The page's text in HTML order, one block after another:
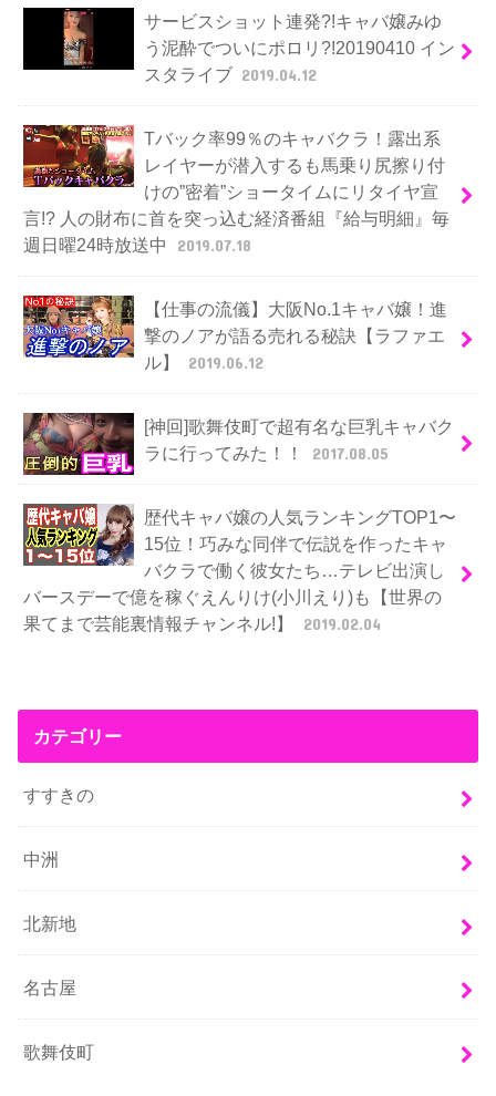
サービスショット連発?!キャバ嬢みゆ
う泥酔でついにポロリ?!20190410 イン
スタライブ 2019.04.12
Tバック率99％のキャバクラ！露出系
レイヤーが潜入するも馬乗り尻擦り付
けの”密着”ショータイムにリタイヤ宣
言!? 人の財布に首を突っ込む経済番組『給与明細』毎
週日曜24時放送中
2019.07.18
【仕事の流儀】大阪No.1キャバ嬢！進
撃のノアが語る売れる秘訣【ラファエ
ル】
2019.06.12
[神回]歌舞伎町で超有名な巨乳キャバク
ラに行ってみた！！
2017.08.05
歴代キャバ嬢の人気ランキングTOP1〜
15位！巧みな同伴で伝説を作ったキャ
バクラで働く彼女たち…テレビ出演し
バースデーで億を稼ぐえんりけ(小川えり)も【世界の
果てまで芸能裏情報チャンネル!】
2019.02.04
カテゴリー
すすきの
中洲
北新地
名古屋
歌舞伎町